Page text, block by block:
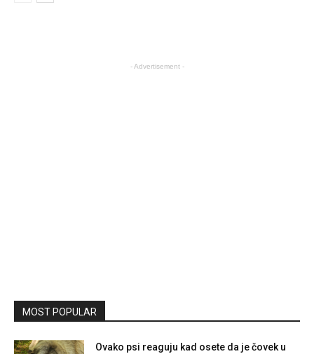
- Advertisement -
MOST POPULAR
Ovako psi reaguju kad osete da je čovek u